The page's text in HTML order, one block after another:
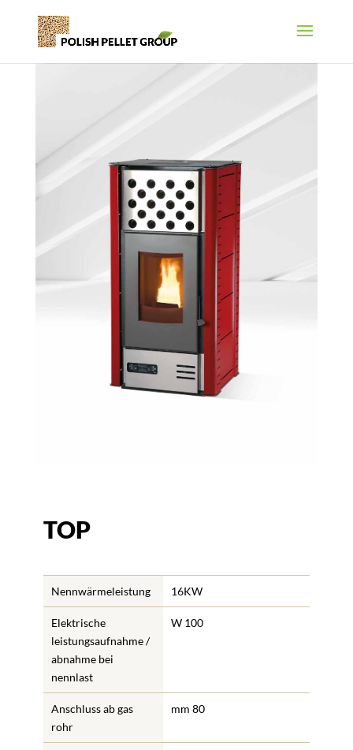
TOP
Nennwärmeleistung 16KW
Elektrische
leistungsaufnahme /
abnahme bei
nennlast
W 100
Anschluss ab gas
rohr
mm 80